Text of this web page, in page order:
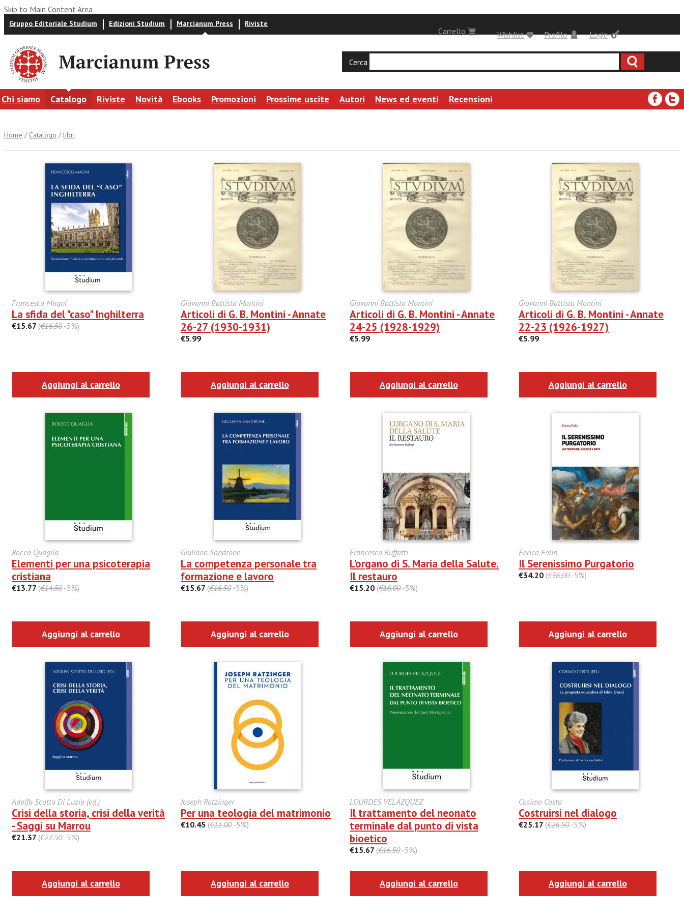
Skip to Main Content Area
Gruppo Editoriale Studium Edizioni Studium Marcianum Press Riviste
Login
Carrello Profilo
Wishlist
Cerca
Chi siamo Catalogo Riviste Novità Ebooks Promozioni Prossime uscite Autori News ed eventi Recensioni
Home / Catalogo / libri
Francesco Magni
La sfida del "caso" Inghilterra
€15.67 (€16.50-5%)
Aggiungi al carrello
Giovanni Battista Montini
Articoli di G. B. Montini - Annate
26-27 (1930-1931)
€5.99
Aggiungi al carrello
Giovanni Battista Montini
Articoli di G. B. Montini - Annate
24-25 (1928-1929)
€5.99
Aggiungi al carrello
Giovanni Battista Montini
Articoli di G. B. Montini - Annate
22-23 (1926-1927)
€5.99
Aggiungi al carrello
Rocco Quaglia
Elementi per una psicoterapia
cristiana
€13.77 (€14.50-5%)
Aggiungi al carrello
Giuliana Sandrone
La competenza personale tra
formazione e lavoro
€15.67 (€16.50-5%)
Aggiungi al carrello
Francesco Ruffatti
L'organo di S. Maria della Salute.
Il restauro
€15.20 (€16.00-5%)
Aggiungi al carrello
Enrica Folin
Il Serenissimo Purgatorio
€34.20 (€36.00-5%)
Aggiungi al carrello
Adolfo Scotto Di Luzio (ed.)
Crisi della storia, crisi della verità
- Saggi su Marrou
€21.37 (€22.50-5%)
Aggiungi al carrello
Joseph Ratzinger
Per una teologia del matrimonio
€10.45 (€11.00-5%)
Aggiungi al carrello
LOURDES VELÁZQUEZ
Il trattamento del neonato
terminale dal punto di vista
bioetico
€15.67 (€16.50-5%)
Aggiungi al carrello
Cosimo Costa
Costruirsi nel dialogo
€25.17 (€26.50-5%)
Aggiungi al carrello